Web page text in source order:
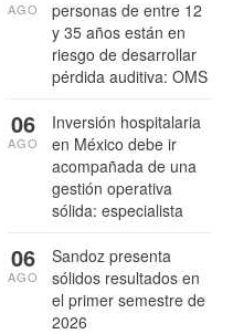
personas de entre 12
y 35 años están en
riesgo de desarrollar
pérdida auditiva: OMS
AGO
Inversión hospitalaria
en México debe ir
acompañada de una
gestión operativa
sólida: especialista
06
AGO
Sandoz presenta
sólidos resultados en
el primer semestre de
2026
06
AGO